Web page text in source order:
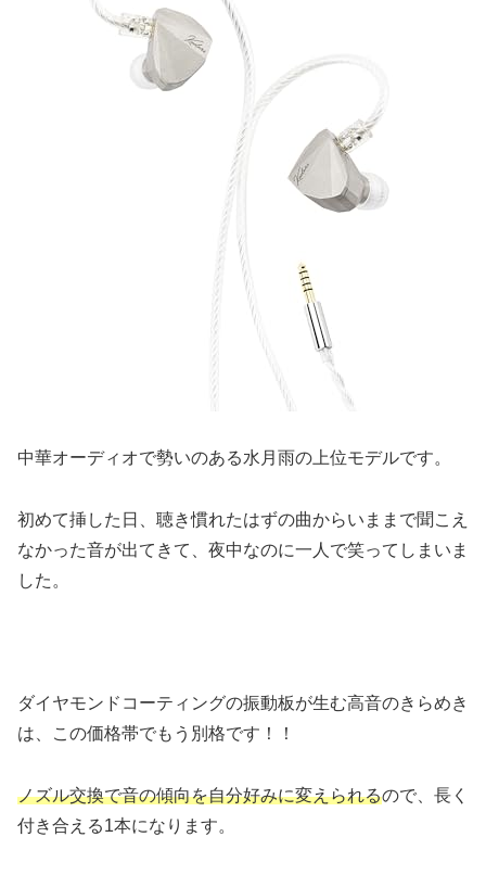
中華オーディオで勢いのある水月雨の上位モデルです。
初めて挿した日、聴き慣れたはずの曲からいままで聞こえ
なかった音が出てきて、夜中なのに一人で笑ってしまいま
した。
ダイヤモンドコーティングの振動板が生む高音のきらめき
は、この価格帯でもう別格です！！
ノズル交換で音の傾向を自分好みに変えられるので、長く
付き合える1本になります。